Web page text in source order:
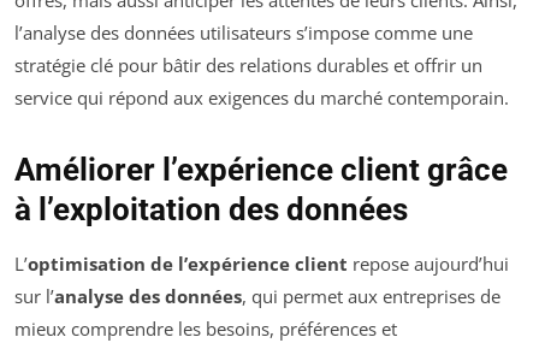
l’analyse des données utilisateurs s’impose comme une
stratégie clé pour bâtir des relations durables et offrir un
service qui répond aux exigences du marché contemporain.
Améliorer l’expérience client grâce
à l’exploitation des données
L’optimisation de l’expérience client repose aujourd’hui
sur l’analyse des données, qui permet aux entreprises de
mieux comprendre les besoins, préférences et